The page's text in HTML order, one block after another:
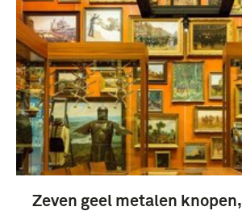
Zeven geel metalen knopen,